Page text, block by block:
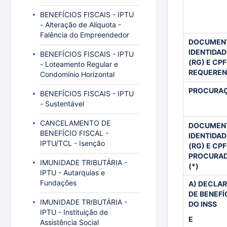
(RG) E
(RG) E
(*)
A)
DE
DO INSS
E
BENEFÍCIOS FISCAIS - IPTU
- Alteração de Alíquota -
Falência do Empreendedor
BENEFÍCIOS FISCAIS - IPTU
- Loteamento Regular e
Condomínio Horizontal
BENEFÍCIOS FISCAIS - IPTU
- Sustentável
CANCELAMENTO DE
BENEFÍCIO FISCAL -
IPTU/TCL - Isenção
IMUNIDADE TRIBUTÁRIA -
IPTU - Autarquias e
Fundações
IMUNIDADE TRIBUTÁRIA -
IPTU - Instituição de
Assistência Social